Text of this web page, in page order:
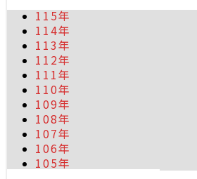
115年
114年
113年
112年
111年
110年
109年
108年
107年
106年
105年